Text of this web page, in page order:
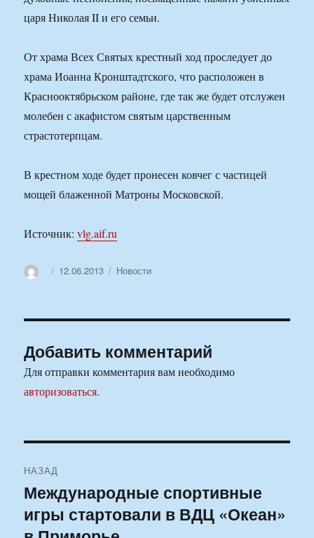
царя Николая II и его семьи.
От храма Всех Святых крестный ход проследует до
храма Иоанна Кронштадтского, что расположен в
Краснооктябрьском районе, где так же будет отслужен
молебен с акафистом святым царственным
страстотерпцам.
В крестном ходе будет пронесен ковчег с частицей
мощей блаженной Матроны Московской.
Источник:vlg.aif.ru
АвторОпубликовано
12.06.2013 Рубрики
Новости
Добавить комментарий
Для отправки комментария вам необходимо
авторизоваться.
по
записям
НАЗАД
Предыдущая
запись:
Международные спортивные
игры стартовали в ВДЦ «Океан»